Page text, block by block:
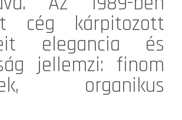
cég kárpitozott
elegancia és
jellemzi: finom
organikus